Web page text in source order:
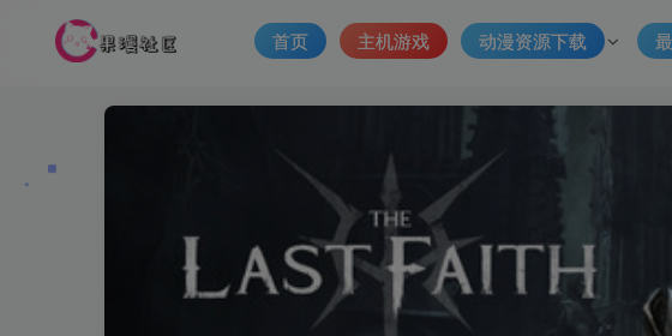
首页 主机游戏 动漫资源下载